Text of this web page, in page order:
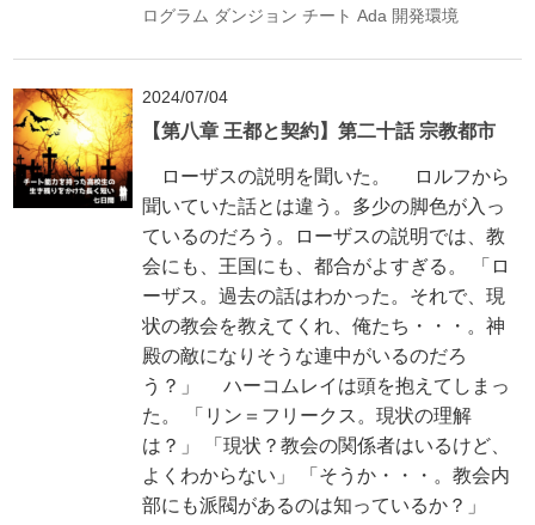
ログラム ダンジョン チート Ada 開発環境
2024/07/04
【第八章 王都と契約】第二十話 宗教都市
ローザスの説明を聞いた。 ロルフから
聞いていた話とは違う。多少の脚色が入っ
ているのだろう。ローザスの説明では、教
会にも、王国にも、都合がよすぎる。 「ロ
ーザス。過去の話はわかった。それで、現
状の教会を教えてくれ、俺たち・・・。神
殿の敵になりそうな連中がいるのだろ
う？」 ハーコムレイは頭を抱えてしまっ
た。 「リン＝フリークス。現状の理解
は？」 「現状？教会の関係者はいるけど、
よくわからない」 「そうか・・・。教会内
部にも派閥があるのは知っているか？」